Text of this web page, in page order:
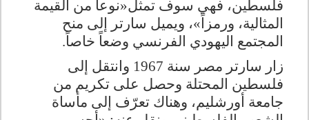
فلسطين، فهي سوف تمثل«نوعاً من القيمة
المثالية، ورمزاً»، ويميل سارتر إلى منح
المجتمع اليهودي الفرنسي وضعاً خاصاً.
زار سارتر مصر سنة 1967 وانتقل إلى
فلسطين المحتلة وحصل على تكريم من
جامعة أورشليم، وهناك تعرّف إلى مأساة